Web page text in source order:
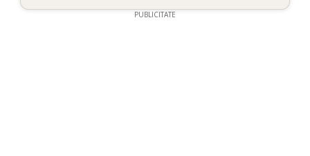
PUBLICITATE